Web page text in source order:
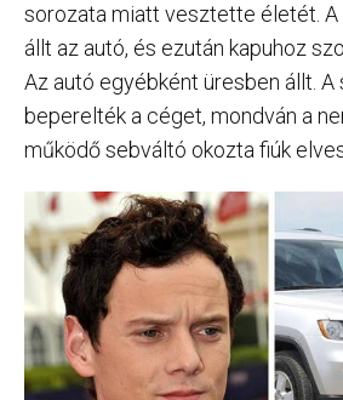
sorozata miatt vesztette életét.
állt az autó, és ezután kapuhoz
Az autó egyébként üresben állt. A
beperelték a céget, mondván a
működő sebváltó okozta fiúk